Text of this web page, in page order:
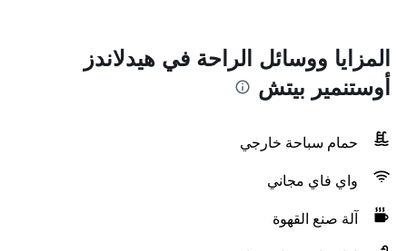
المزايا ووسائل الراحة في هيدلاندز
أوستنمير بيتش
حمام سباحة خارجي
واي فاي مجاني
آلة صنع القهوة